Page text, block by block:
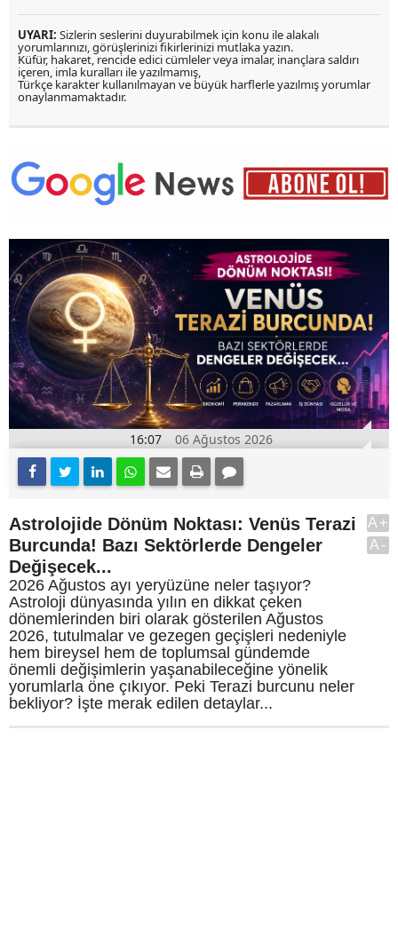
UYARI: Sizlerin seslerini duyurabilmek için konu ile alakalı
yorumlarınızı, görüşlerinizi fikirlerinizi mutlaka yazın.
Küfür, hakaret, rencide edici cümleler veya imalar, inançlara saldırı
içeren, imla kuralları ile yazılmamış,
Türkçe karakter kullanılmayan ve büyük harflerle yazılmış yorumlar
onaylanmamaktadır.
16:07 06 Ağustos 2026
Astrolojide Dönüm Noktası: Venüs Terazi
Burcunda! Bazı Sektörlerde Dengeler
Değişecek...
2026 Ağustos ayı yeryüzüne neler taşıyor?
Astroloji dünyasında yılın en dikkat çeken
dönemlerinden biri olarak gösterilen Ağustos
2026, tutulmalar ve gezegen geçişleri nedeniyle
hem bireysel hem de toplumsal gündemde
önemli değişimlerin yaşanabileceğine yönelik
yorumlarla öne çıkıyor. Peki Terazi burcunu neler
bekliyor? İşte merak edilen detaylar...
A+
A-